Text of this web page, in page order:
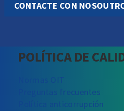
CONTACTE CON
POLÍTICA DE
Normas OIT
Preguntas frecuentes
Política anticorrupción